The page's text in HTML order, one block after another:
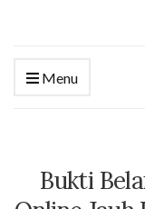
Menu
Bukti